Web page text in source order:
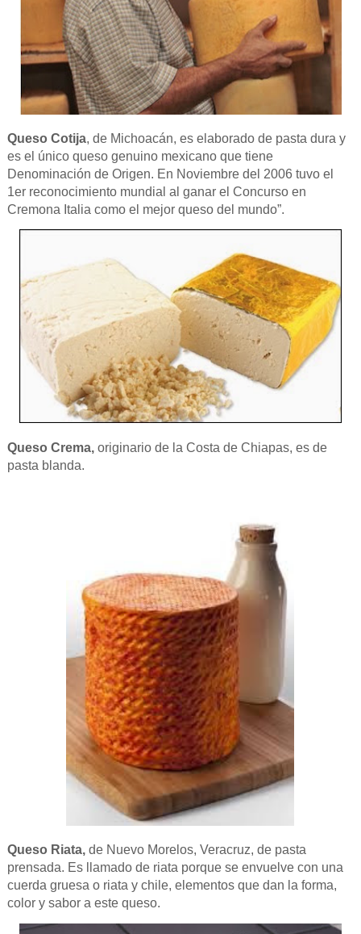
Queso Cotija, de Michoacán, es elaborado de pasta dura y
es el único queso genuino mexicano que tiene
Denominación de Origen. En Noviembre del 2006 tuvo el
1er reconocimiento mundial al ganar el Concurso en
Cremona Italia como el mejor queso del mundo”.
Queso Crema, originario de la Costa de Chiapas, es de
pasta blanda.
Queso Riata, de Nuevo Morelos, Veracruz, de pasta
prensada. Es llamado de riata porque se envuelve con una
cuerda gruesa o riata y chile, elementos que dan la forma,
color y sabor a este queso.